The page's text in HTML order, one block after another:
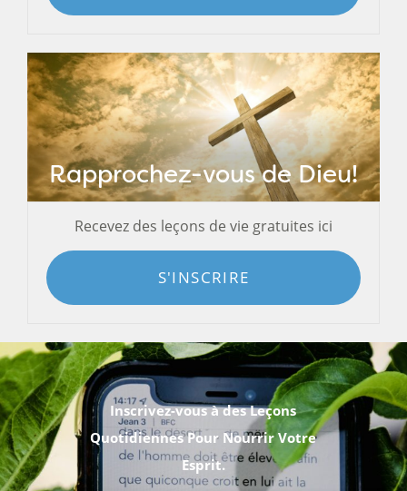
Rapprochez-vous de Dieu!
Recevez des leçons de vie gratuites ici
S'INSCRIRE
Inscrivez-vous à des Leçons
Quotidiennes Pour Nourrir Votre
Esprit.